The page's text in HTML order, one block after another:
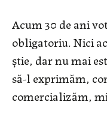
Acum 30 de ani
obligatoriu. Nici
știe, dar nu mai
să-l exprimăm,
comercializăm,